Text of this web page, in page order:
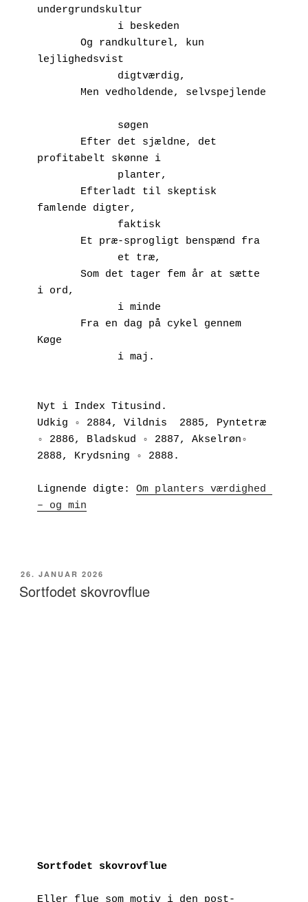
undergrundskultur
             i beskeden
lejlighedsvist
             digtværdig,
             søgen
profitabelt skønne i
             planter,
famlende digter,
             faktisk
       Et præ-sprogligt benspænd fra
             et træ,
i ord,
             i minde
Køge
             i maj.
Nyt i Index Titusind.
Udkig ◦ 2884, Vildnis  2885, Pyntetræ
◦ 2886, Bladskud ◦ 2887, Akselrøn◦
2888, Krydsning ◦ 2888.
Lignende digte: Om planters værdighed
– og min
UDGIVET
DEN
26. JANUAR 2026
Sortfodet skovrovflue
Sortfodet skovrovflue
Eller flue som motiv i den post-